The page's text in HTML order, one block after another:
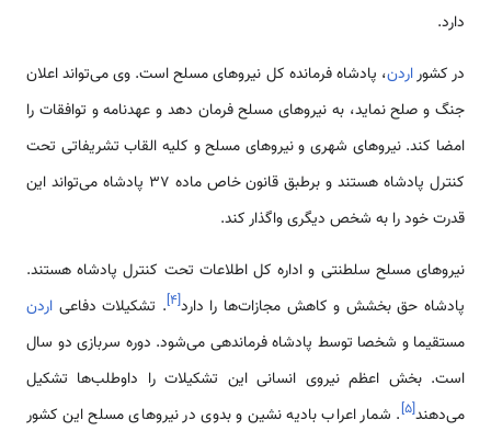
دارد.
در کشوراردن، پادشاه فرمانده کل نیروهای مسلح است. وی می‌تواند اعلان
جنگ و صلح نماید، به نیروهای مسلح فرمان دهد و عهد‌نامه و توافقات را
امضا کند. نیروهای شهری و نیروهای مسلح و کلیه القاب تشریفاتی تحت
کنترل پادشاه هستند و برطبق قانون خاص ماده 37 پادشاه می‌تواند این
قدرت خود را به شخص دیگری واگذار کند.
نیروهای مسلح سلطنتی و اداره کل اطلاعات تحت کنترل پادشاه هستند.
پادشاه حق بخشش و کاهش مجازات‌ها را دارد[۴]. تشکیلات دفاعی اردن
مستقیما و شخصا توسط پادشاه فرماندهی می‌شود. دوره سربازی دو سال
است. بخش اعظم نیروی انسانی این تشکیلات را داوطلب‌ها تشکیل
می‌دهند[۵]. شمار اعراب بادیه نشین و بدوی در نیروهای مسلح این کشور